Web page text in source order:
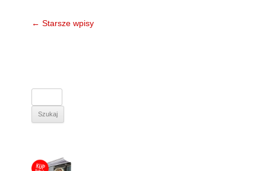
Nawigacja
← Starsze wpisy
u
j